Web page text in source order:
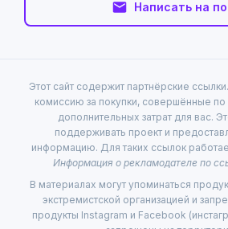
Написать на
Этот сайт содержит партнёрские
комиссию за покупки, совершённые
дополнительных затрат для вас.
поддерживать проект и
информацию. Для таких ссылок
Информация о рекламодателе по
В материалах могут упоминаться
экстремистской организацией и
продукты Instagram и Facebook